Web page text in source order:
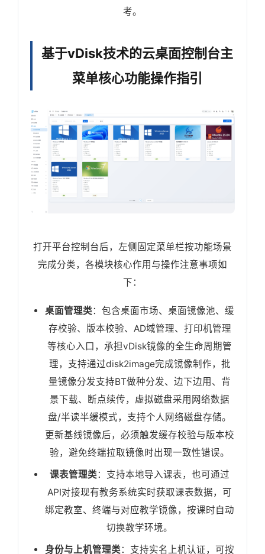
考。
基于vDisk技术的云桌面控制台主
菜单核心功能操作指引
打开平台控制台后，左侧固定菜单栏按功能场景
完成分类，各模块核心作用与操作注意事项如
下：
桌面管理类：包含桌面市场、桌面镜像池、缓
存校验、版本校验、AD域管理、打印机管理
等核心入口，承担vDisk镜像的全生命周期管
理，支持通过disk2image完成镜像制作，批
量镜像分发支持BT做种分发、边下边用、背
景下载、断点续传，虚拟磁盘采用网络数据
盘/半读半缓模式，支持个人网络磁盘存储。
更新基线镜像后，必须触发缓存校验与版本校
验，避免终端拉取镜像时出现一致性错误。
课表管理类：支持本地导入课表，也可通过
API对接现有教务系统实时获取课表数据，可
绑定教室、终端与对应教学镜像，按课时自动
切换教学环境。
身份与上机管理类：支持实名上机认证，可按